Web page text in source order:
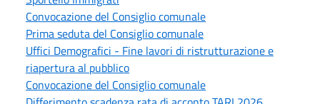
Convocazione del Consiglio comunale
Prima seduta del Consiglio comunale
Uffici Demografici - Fine lavori di ristrutturazione e
riapertura al pubblico
Convocazione del Consiglio comunale